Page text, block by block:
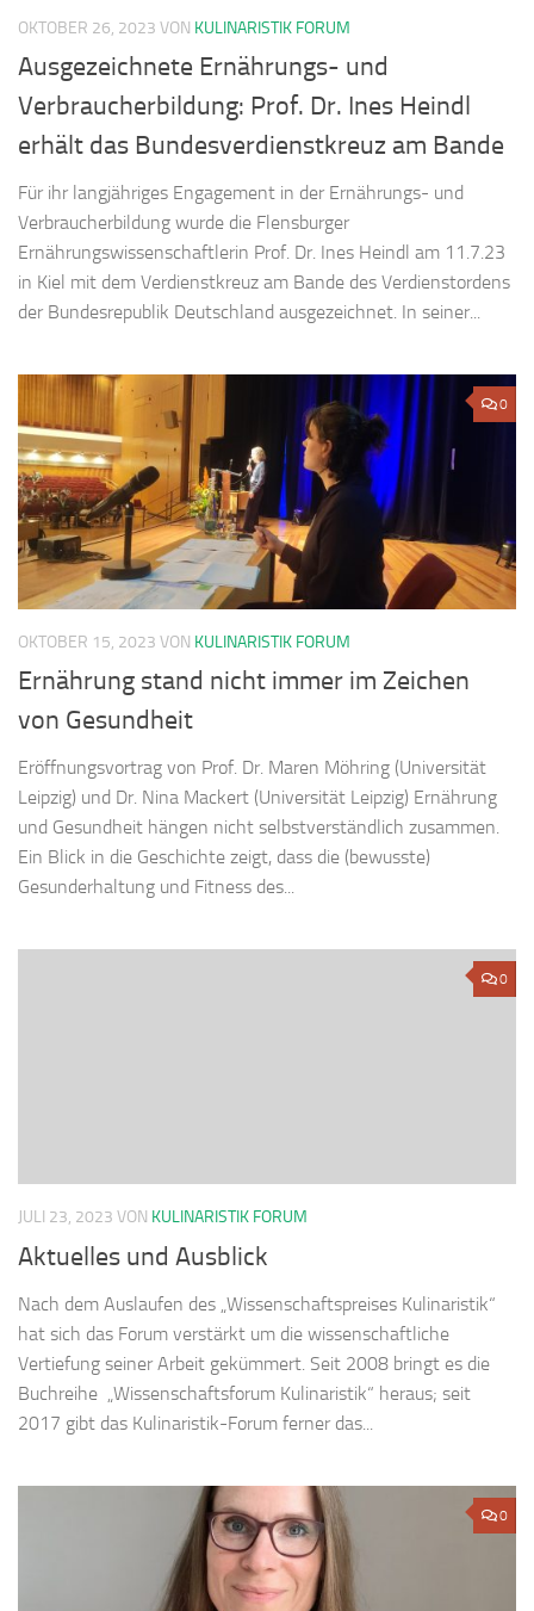
OKTOBER 26, 2023 VON KULINARISTIK FORUM
Ausgezeichnete Ernährungs- und
Verbraucherbildung: Prof. Dr. Ines Heindl
erhält das Bundesverdienstkreuz am Bande
Für ihr langjähriges Engagement in der Ernährungs- und
Verbraucherbildung wurde die Flensburger
Ernährungswissenschaftlerin Prof. Dr. Ines Heindl am 11.7.23
in Kiel mit dem Verdienstkreuz am Bande des Verdienstordens
der Bundesrepublik Deutschland ausgezeichnet. In seiner...
0
OKTOBER 15, 2023 VON KULINARISTIK FORUM
Ernährung stand nicht immer im Zeichen
von Gesundheit
Eröffnungsvortrag von Prof. Dr. Maren Möhring (Universität
Leipzig) und Dr. Nina Mackert (Universität Leipzig) Ernährung
und Gesundheit hängen nicht selbstverständlich zusammen.
Ein Blick in die Geschichte zeigt, dass die (bewusste)
Gesunderhaltung und Fitness des...
0
JULI 23, 2023 VON KULINARISTIK FORUM
Aktuelles und Ausblick
Nach dem Auslaufen des „Wissenschaftspreises Kulinaristik“
hat sich das Forum verstärkt um die wissenschaftliche
Vertiefung seiner Arbeit gekümmert. Seit 2008 bringt es die
Buchreihe „Wissenschaftsforum Kulinaristik“ heraus; seit
2017 gibt das Kulinaristik-Forum ferner das...
0